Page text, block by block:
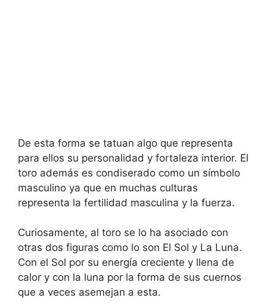
De esta forma se tatuan algo que representa
para ellos su personalidad y fortaleza interior. El
toro además es condiserado como un símbolo
masculino ya que en muchas culturas
representa la fertilidad masculina y la fuerza.
Curiosamente, al toro se lo ha asociado con
otras dos figuras como lo son El Sol y La Luna.
Con el Sol por su energía creciente y llena de
calor y con la luna por la forma de sus cuernos
que a veces asemejan a esta.